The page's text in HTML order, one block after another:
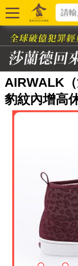
AIRWALK
豹紋內增高